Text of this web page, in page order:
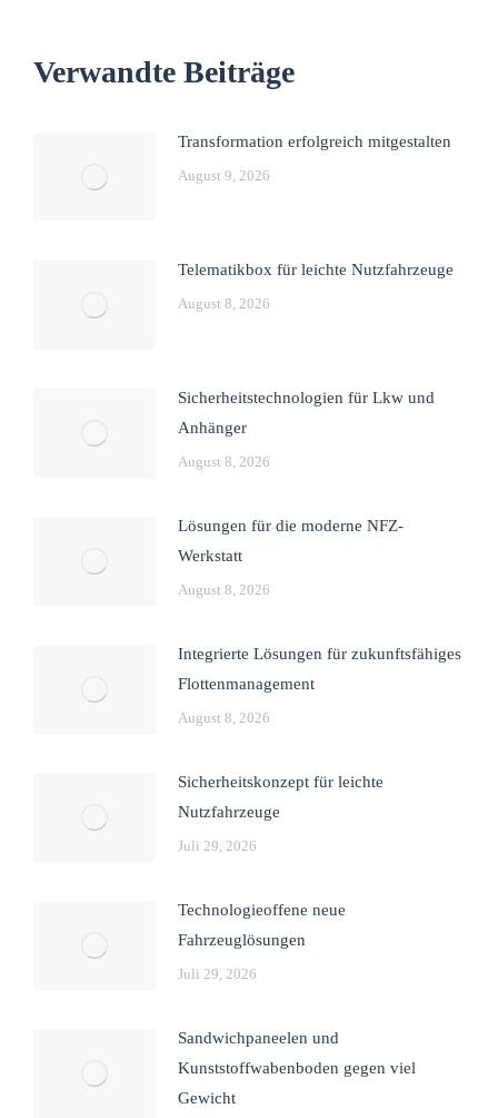
Verwandte Beiträge
Transformation erfolgreich mitgestalten
August 9, 2026
Telematikbox für leichte Nutzfahrzeuge
August 8, 2026
Sicherheitstechnologien für Lkw und
Anhänger
August 8, 2026
Lösungen für die moderne NFZ-
Werkstatt
August 8, 2026
Integrierte Lösungen für zukunftsfähiges
Flottenmanagement
August 8, 2026
Sicherheitskonzept für leichte
Nutzfahrzeuge
Juli 29, 2026
Technologieoffene neue
Fahrzeuglösungen
Juli 29, 2026
Sandwichpaneelen und
Kunststoffwabenboden gegen viel
Gewicht